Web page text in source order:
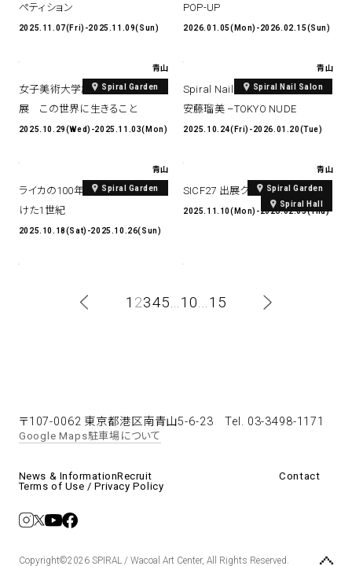
ペティション
2025.11.07(Fri)-2025.11.09(Sun)
POP-UP
2026.01.05(Mon)-2026.02.15(Sun)
青山
Spiral Garden
女子美術大学創立125周年記念
展 この世界に生きること
2025.10.29(Wed)-2025.11.03(Mon)
青山
Spiral Nail Salon
Spiral Nail Salon Art #11
安藤瑠美 –TOKYO NUDE
2025.10.24(Fri)-2026.01.20(Tue)
青山
Spiral Garden
ライカの100年：世界を目撃し続
けた1世紀
2025.10.18(Sat)-2025.10.26(Sun)
青山
Spiral Garden
Spiral Hall
SICF27 出展クリエイター募集中
2025.11.10(Mon)-2026.02.05(Thu)
< 1 2345...10... >
15
〒107-0062 東京都港区南青山5-6-23Tel. 03-3498-1171
Google Maps駐車場について
News & InformationRecruit
Contact
Terms of Use / Privacy Policy
Copyright©2026 SPIRAL / Wacoal Art Center, All Rights Reserved.